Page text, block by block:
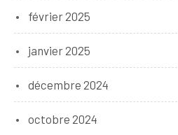
février 2025
janvier 2025
décembre 2024
octobre 2024